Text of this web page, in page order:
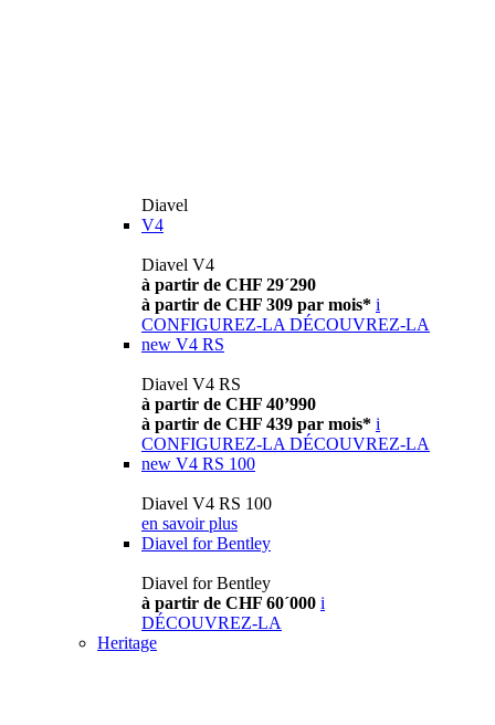
Diavel
V4
Diavel V4
à partir de CHF 29´290
à partir de CHF 309 par mois* i
CONFIGUREZ-LA DÉCOUVREZ-LA
new V4 RS
Diavel V4 RS
à partir de CHF 40’990
à partir de CHF 439 par mois* i
CONFIGUREZ-LA DÉCOUVREZ-LA
new V4 RS 100
Diavel V4 RS 100
en savoir plus
Diavel for Bentley
Diavel for Bentley
à partir de CHF 60´000 i
DÉCOUVREZ-LA
Heritage